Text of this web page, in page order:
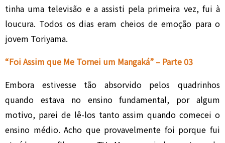
tinha uma televisão e a assisti pela primeira vez, fui à
loucura. Todos os dias eram cheios de emoção para o
jovem Toriyama.
“Foi Assim que Me Tornei um Mangaká” – Parte 03
Embora estivesse tão absorvido pelos quadrinhos
quando estava no ensino fundamental, por algum
motivo, parei de lê-los tanto assim quando comecei o
ensino médio. Acho que provavelmente foi porque fui